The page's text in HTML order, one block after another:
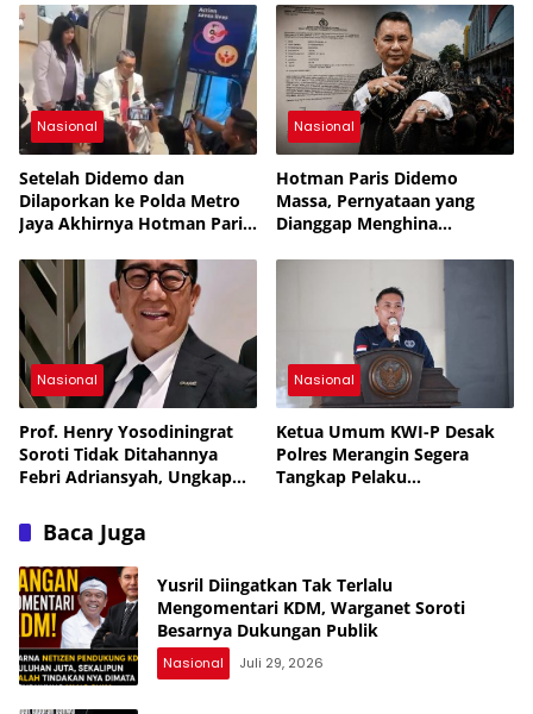
Pemerintah Siapkan
Penertiban
Nasional
Setelah Didemo dan
Dilaporkan ke Polda Metro
Jaya Akhirnya Hotman Paris
Singapura
Nasional
Hotman Paris Didemo
Massa, Pernyataan yang
Dianggap Menghina
ke Polda Metro Jaya
Nasional
Prof. Henry Yosodiningrat
Soroti Tidak Ditahannya
Febri Adriansyah, Ungkap
Keselamatan
Nasional
Ketua Umum KWI-P Desak
Polres Merangin Segera
Tangkap Pelaku
Baca Juga
Yusril Diingatkan Tak Terlalu
Mengomentari KDM, Warganet Soroti
Besarnya Dukungan Publik
Nasional Juli 29, 2026